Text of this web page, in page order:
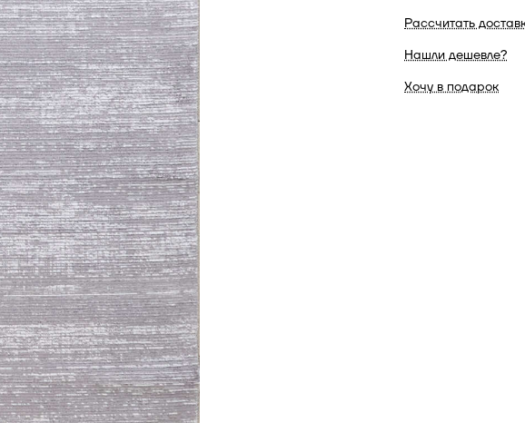
Рассчитать
Нашли дешевле?
Хочу в подарок